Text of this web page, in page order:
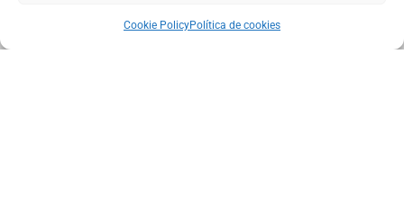
Cookie PolicyPolítica de cookies